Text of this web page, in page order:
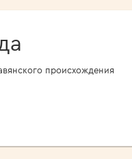
происхождения